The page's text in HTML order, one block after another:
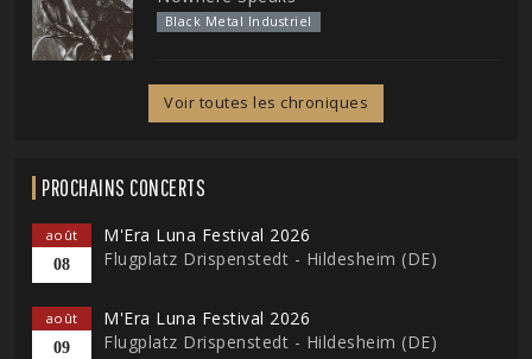
Black Metal Industriel
Voir toutes les chroniques
PROCHAINS CONCERTS
août
08
M'Era Luna Festival 2026
Flugplatz Drispenstedt - Hildesheim (DE)
août
09
M'Era Luna Festival 2026
Flugplatz Drispenstedt - Hildesheim (DE)